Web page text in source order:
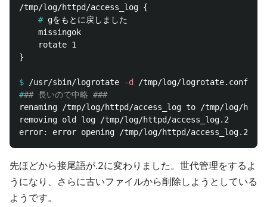
    #
    missingok
    rotate 1
}
$ /usr/sbin/logrotate -d
### 長いので中略 ###
renaming /tmp/log/httpd/access_log to /tmp/log/
removing old log /tmp/log/httpd/access_log.2
先ほどから接尾語が.2に変わりました。世代管理をするよ
うになり、さらに古いファイルから削除しようとしている
ようです。